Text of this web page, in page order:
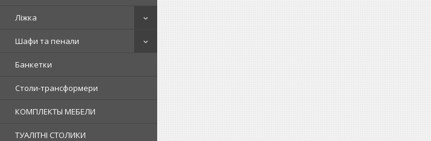
Ліжка
Шафи та пенали
Банкетки
Столи-трансформери
КОМПЛЕКТЫ МЕБЕЛИ
ТУАЛІТНІ СТОЛИКИ